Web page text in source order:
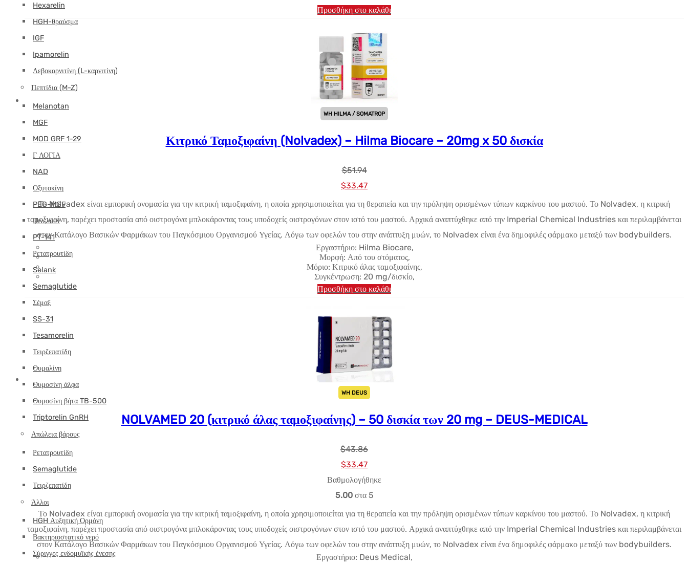
Hexarelin
HGH-θραύσμα
IGF
Ipamorelin
Λεβοκαρνιτίνη (L-καρνιτίνη)
Πεπτίδια (M-Z)
Melanotan
MGF
MOD GRF 1-29
Γ ΛΟΓΙΑ
NAD
Οξυτοκίνη
PEG-MGF
Πινέλαον
PT-141
Ρετατρουτίδη
Selank
Semaglutide
Σέμαξ
SS-31
Tesamorelin
Τειρζεπατίδη
Θυμαλίνη
Θυμοσίνη άλφα
Θυμοσίνη βήτα TB-500
Triptorelin GnRH
Απώλεια βάρους
Ρετατρουτίδη
Semaglutide
Τειρζεπατίδη
Άλλοι
HGH Αυξητική Ορμόνη
Βακτηριοστατικό νερό
Σύριγγες ενδομυϊκής ένεσης
Προσθήκη στο καλάθι
WH HILMA / SOMATROP
Κιτρικό Ταμοξιφαίνη (Nolvadex) – Hilma Biocare – 20mg x 50 δισκία
$51.94
Αρχική
τιμή:
$51.94.
$33.47Η
τρέχουσα
τιμή
είναι:
$33.47.
Το Nolvadex είναι εμπορική ονομασία για την κιτρική ταμοξιφαίνη, η οποία χρησιμοποιείται για τη θεραπεία και την πρόληψη ορισμένων τύπων καρκίνου του μαστού. Το Nolvadex, η κιτρική
ταμοξιφαίνη, παρέχει προστασία από οιστρογόνα μπλοκάροντας τους υποδοχείς οιστρογόνων στον ιστό του μαστού. Αρχικά αναπτύχθηκε από την Imperial Chemical Industries και περιλαμβάνεται
στον Κατάλογο Βασικών Φαρμάκων του Παγκόσμιου Οργανισμού Υγείας. Λόγω των οφελών του στην ανάπτυξη μυών, το Nolvadex είναι ένα δημοφιλές φάρμακο μεταξύ των bodybuilders.
Εργαστήριο: Hilma Biocare,
Μορφή: Από του στόματος,
Μόριο: Κιτρικό άλας ταμοξιφαίνης,
Συγκέντρωση: 20 mg/δισκίο,
Προσθήκη στο καλάθι
WH DEUS
NOLVAMED 20 (κιτρικό άλας ταμοξιφαίνης) – 50 δισκία των 20 mg – DEUS-MEDICAL
$43.86
Αρχική
τιμή:
$43.86.
$33.47Η
τρέχουσα
τιμή
είναι:
$33.47.
Βαθμολογήθηκε
5.00στα 5
Το Nolvadex είναι εμπορική ονομασία για την κιτρική ταμοξιφαίνη, η οποία χρησιμοποιείται για τη θεραπεία και την πρόληψη ορισμένων τύπων καρκίνου του μαστού. Το Nolvadex, η κιτρική
ταμοξιφαίνη, παρέχει προστασία από οιστρογόνα μπλοκάροντας τους υποδοχείς οιστρογόνων στον ιστό του μαστού. Αρχικά αναπτύχθηκε από την Imperial Chemical Industries και περιλαμβάνεται
στον Κατάλογο Βασικών Φαρμάκων του Παγκόσμιου Οργανισμού Υγείας. Λόγω των οφελών του στην ανάπτυξη μυών, το Nolvadex είναι ένα δημοφιλές φάρμακο μεταξύ των bodybuilders.
Εργαστήριο: Deus Medical,